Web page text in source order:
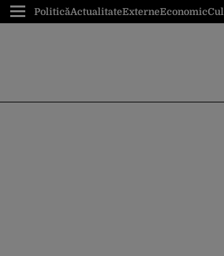
PoliticăActualitateExterneEconomic